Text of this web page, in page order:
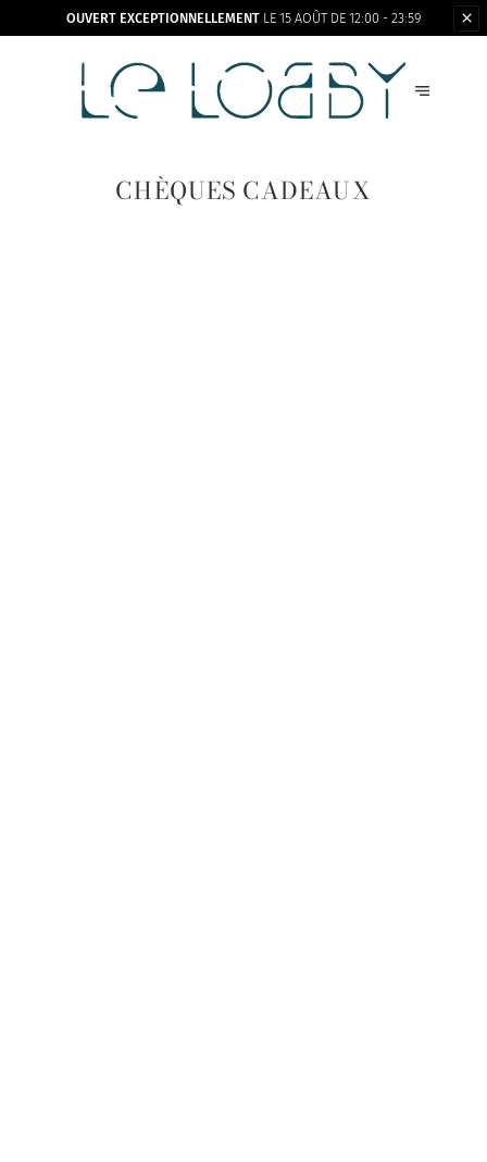
OUVERT EXCEPTIONNELLEMENT LE 15 AOÛT DE 12:00 - 23:59
CHÈQUES CADEAUX